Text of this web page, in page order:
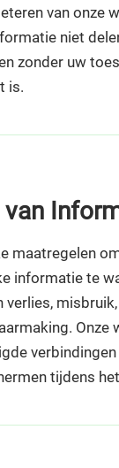
van onze
niet
zonder uw
is.
maatregelen
informatie te
verlies,
Onze
tijdens